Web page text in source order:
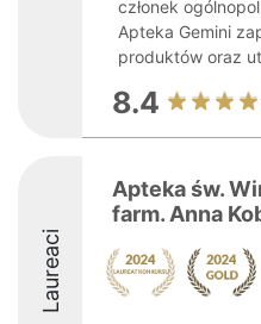
członek
Apteka Gemini
produktów oraz
8.4
Laureaci
Apteka św.
farm. Anna